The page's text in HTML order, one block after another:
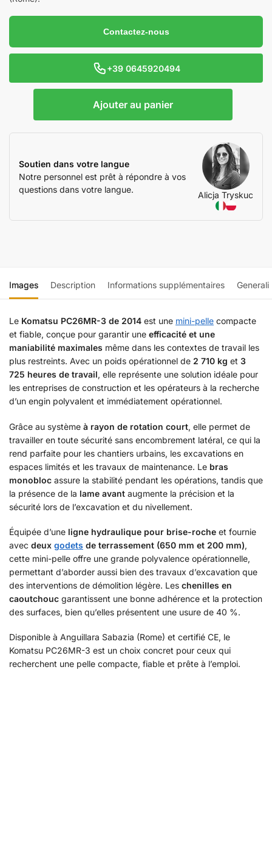
Contactez-nous
+39 0645920494
Ajouter au panier
Soutien dans votre langue
Notre personnel est prêt à répondre à vos
questions dans votre langue.
Alicja Tryskuc
Images Description Informations supplémentaires Generali
Le Komatsu PC26MR-3 de 2014 est une mini-pelle compacte
et fiable, conçue pour garantir une efficacité et une
maniabilité maximales même dans les contextes de travail les
plus restreints. Avec un poids opérationnel de 2 710 kg et 3
725 heures de travail, elle représente une solution idéale pour
les entreprises de construction et les opérateurs à la recherche
d’un engin polyvalent et immédiatement opérationnel.
Grâce au système à rayon de rotation court, elle permet de
travailler en toute sécurité sans encombrement latéral, ce qui la
rend parfaite pour les chantiers urbains, les excavations en
espaces limités et les travaux de maintenance. Le bras
monobloc assure la stabilité pendant les opérations, tandis que
la présence de la lame avant augmente la précision et la
sécurité lors de l’excavation et du nivellement.
Équipée d’une ligne hydraulique pour brise-roche et fournie
avec deux godets de terrassement (650 mm et 200 mm),
cette mini-pelle offre une grande polyvalence opérationnelle,
permettant d’aborder aussi bien des travaux d’excavation que
des interventions de démolition légère. Les chenilles en
caoutchouc garantissent une bonne adhérence et la protection
des surfaces, bien qu’elles présentent une usure de 40 %.
Disponible à Anguillara Sabazia (Rome) et certifié CE, le
Komatsu PC26MR-3 est un choix concret pour ceux qui
recherchent une pelle compacte, fiable et prête à l’emploi.